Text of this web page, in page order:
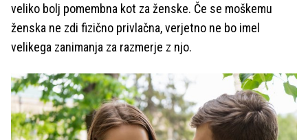
veliko bolj pomembna kot za ženske. Če se moškemu
ženska ne zdi fizično privlačna, verjetno ne bo imel
velikega zanimanja za razmerje z njo.